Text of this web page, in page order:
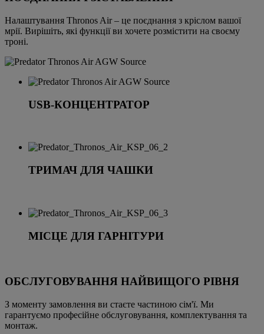
Налаштування Thronos Air – це поєднання з кріслом вашої
мрії. Вирішіть, які функції ви хочете розмістити на своєму
троні.
USB-КОНЦЕНТРАТОР
ТРИМАЧ ДЛЯ ЧАШКИ
МІСЦЕ ДЛЯ ГАРНІТУРИ
ОБСЛУГОВУВАННЯ НАЙВИЩОГО РІВНЯ
З моменту замовлення ви стаєте частиною сім'ї. Ми
гарантуємо професійне обслуговування, комплектування та
монтаж.